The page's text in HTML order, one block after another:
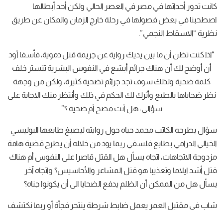
كانت تدور أحداثها في مصر في العصر الحالي ولكن أحد أبطالها
اصطحبنا في بعض فصولها في رحلة خارج الزمان والمكان عن طريق
نظرية “الاسقاط النجمي”.
“اذا كنت تظن أن ما بين يديك رواية عن جريمة قتل دموية، فأسفا أود
أن أوضح لك أن هناك جرائم أبشع في النفوس البشرية تتستر خلف
كلمة ضحية ولذلك سوف تجد جرائم تضحية كثيرة، ولكن من وجهة
نظر ضحاياها بالطبع وأترك لك الحكم في ذلك وأنتظر منك الاجابة على
سؤالي: هل أنت مضح أم ضحية ؟”
سؤال يطرحه الكاتب محمد حياه حول روايته ليصبغ طابعها البوليسي
الخيالي الدرامي بطابع فلسفي ربما يود من خلاله أن يطرح قضية هامة
مزدوجة الاتجاهات، اتجاه يسأل هل القتل قاصرا على النفوس أم هناك
قتل أشد ايلاما وتعذيبا هو قتل المشاعر والأحاسيس؟ واتجاه آخر
يسأل هل من الممكن أن الظلم يدفع الضحايا الى أن يكونوا جناه؟
شاب في مقتبل العمر يعمل ضابط شرطة ينتحر فجأة أو ربما نكتشف